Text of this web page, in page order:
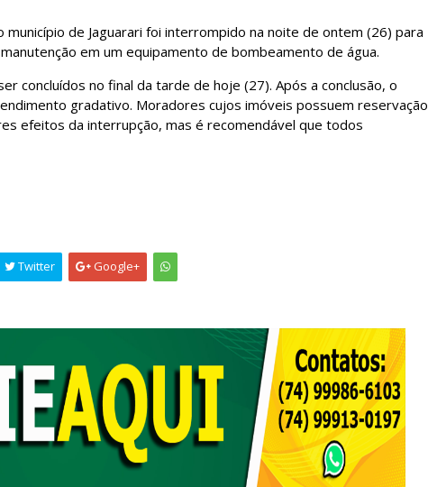
município de Jaguarari foi interrompido na noite de ontem (26) para
em um equipamento de bombeamento de água.
concluídos no final da tarde de hoje (27). Após a conclusão, o
gradativo. Moradores cujos imóveis possuem reservação
efeitos da interrupção, mas é recomendável que todos
Twitter Google+